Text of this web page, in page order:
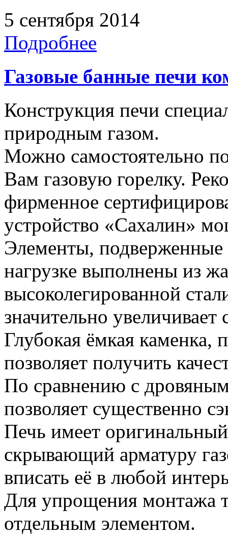
5 сентября 2014
Подробнее
Газовые банные печи
Конструкция печи
природным газом.
Можно самостоятельно
Вам газовую горелку.
фирменное
устройство «Сахалин»
Элементы,
нагрузке выполнены из
высоколегированной
значительно
Глубокая ёмкая каменка,
позволяет получить
По сравнению с
позволяет существенно
Печь имеет
скрывающий арматуру
вписать её в любой
Для упрощения монтажа
отдельным элементом.